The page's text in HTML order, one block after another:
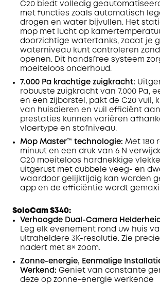
C20 biedt volledig
met functies zoals automatisch
drogen en water bijvullen. Het
mop met lucht op
doorzichtige watertanks, zodat je
waterniveau kunt controleren
openen. Dit handsfree systeem
moeiteloos onderhoud.
7.000 Pa krachtige zuigkracht:
robuuste zuigkracht van 7.000 Pa,
en een zijborstel, pakt de C20 vuil,
van huisdieren en vuil efficiënt
prestaties kunnen variëren
vloertype en stofniveau.
Mop Master™ technologie: Met 180
minuut en een druk van 6 N
C20 moeiteloos hardnekkige
uitgerust met dubbele veeg- en
waardoor gelijktijdig kan worden
app en de efficiëntie wordt
SoloCam S340:
Verhoogde Dual-Camera
Leg elk evenement rond uw huis
ultraheldere 3K-resolutie. Zie
nadert met 8× zoom.
Zonne-energie, Eenmalige
Werkend: Geniet van constante
deze op zonne-energie werkende